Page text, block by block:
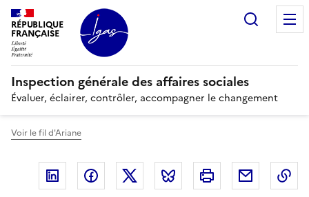
Panneau de gestion des cookies
RÉPUBLIQUE
FRANÇAISE
Inspection générale des affaires sociales
Évaluer, éclairer, contrôler, accompagner le changement
Voir le fil d'Ariane
Linkedin FacebookTwitter Bluesky Imprimer Courriel